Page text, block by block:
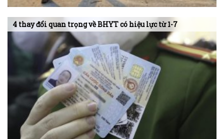
4 thay đổi quan trọng về BHYT có hiệu lực từ 1-7